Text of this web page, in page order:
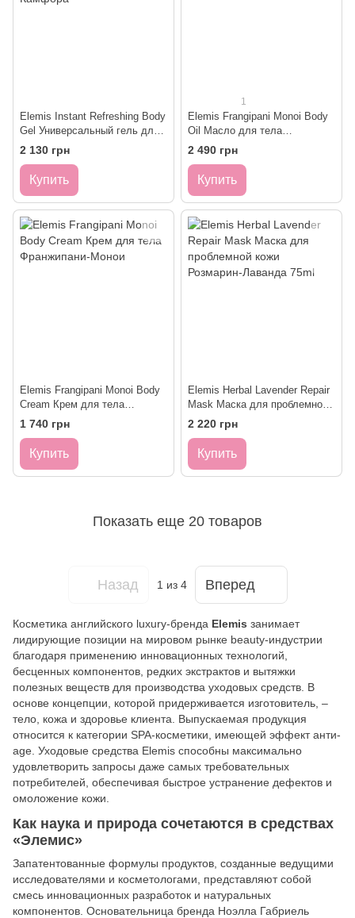
Elemis Instant Refreshing Body
Gel Универсальный гель для
тела Ментол-Камфора
2 130 грн
Купить
1
Elemis Frangipani Monoi Body
Oil Масло для тела
Франжипани-Монои
2 490 грн
Купить
Elemis Frangipani Monoi Body
Cream Крем для тела
Франжипани-Монои
1 740 грн
Купить
Elemis Herbal Lavender Repair
Mask Маска для проблемной
кожи Розмарин-Лаванда 75ml
2 220 грн
Купить
Показать еще 20 товаров
Назад 1 из 4 Вперед
Косметика английского luxury-бренда Elemis занимает
лидирующие позиции на мировом рынке beauty-индустрии
благодаря применению инновационных технологий,
бесценных компонентов, редких экстрактов и вытяжки
полезных веществ для производства уходовых средств. В
основе концепции, которой придерживается изготовитель, –
тело, кожа и здоровье клиента. Выпускаемая продукция
относится к категории SPA-косметики, имеющей эффект анти-
age. Уходовые средства Elemis способны максимально
удовлетворить запросы даже самых требовательных
потребителей, обеспечивая быстрое устранение дефектов и
омоложение кожи.
Как наука и природа сочетаются в средствах
«Элемис»
Запатентованные формулы продуктов, созданные ведущими
исследователями и косметологами, представляют собой
смесь инновационных разработок и натуральных
компонентов. Основательница бренда Ноэлла Габриель